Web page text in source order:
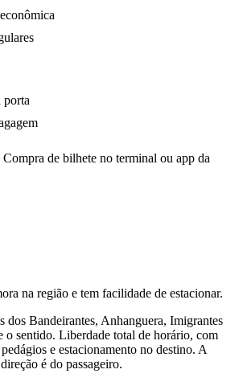
porta
Compra de bilhete no terminal ou app da
na região e tem facilidade de estacionar.
dos Bandeirantes, Anhanguera, Imigrantes
o sentido. Liberdade total de horário, com
e estacionamento no destino. A
é do passageiro.